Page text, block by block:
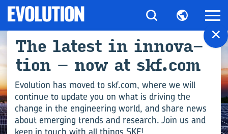
×
The la­test in in­no­va­
tion – now at skf.com
Evolution has moved to skf.com, where we will
continue to update you on what is driving the
change in the engineering world, and share news
about emerging trends and research. Join us and